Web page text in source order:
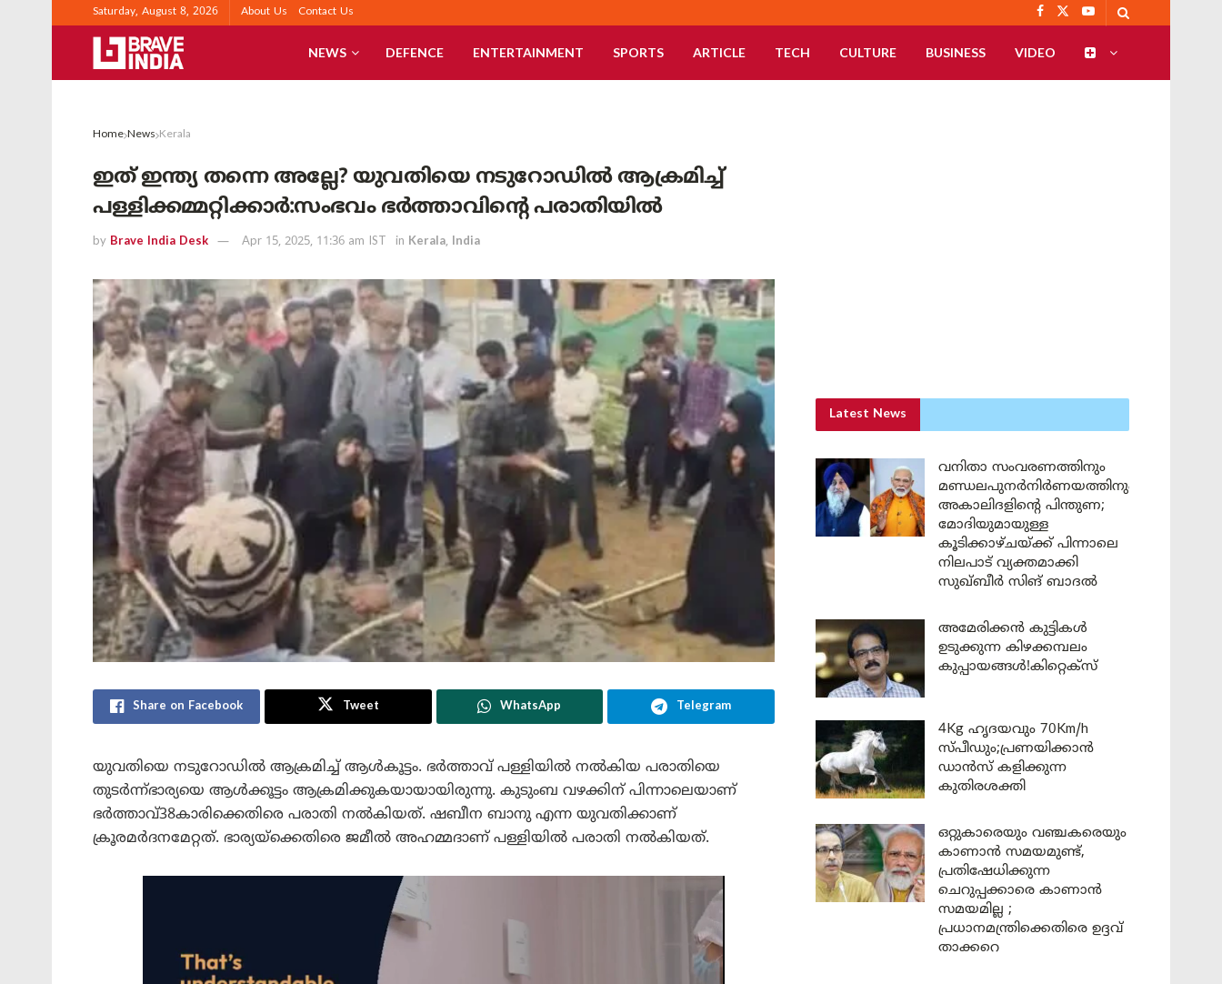
Saturday, August 8, 2026 About Us Contact Us
NEWS DEFENCE ENTERTAINMENT SPORTS ARTICLE TECH CULTURE BUSINESS VIDEO
Home News Kerala
ഇത്‌ ഇന്ത്യ തന്നെ അല്ലേ? യുവതിയെ നടുറോഡിൽ ആക്രമിച്ച്
പള്ളിക്കമ്മറ്റിക്കാർ:സംഭവം ഭർത്താവിന്റെ പരാതിയിൽ
by Brave India Desk Apr 15, 2025, 11:36 am IST in Kerala, India
Share on Facebook Tweet WhatsApp Telegram
യുവതിയെ നടുറോഡിൽ ആക്രമിച്ച് ആൾകൂട്ടം. ഭർത്താവ് പള്ളിയിൽ നൽകിയ പരാതിയെ
തുടർന്ന്ഭാര്യയെ ആൾക്കൂട്ടം ആക്രമിക്കുകയായായിരുന്നു. കുടുംബ വഴക്കിന് പിന്നാലെയാണ്
ഭർത്താവ്38കാരിക്കെതിരെ പരാതി നൽകിയത്. ഷബീന ബാനു എന്ന യുവതിക്കാണ്
ക്രൂരമർദനമേറ്റത്. ഭാര്യയ്‌ക്കെതിരെ ജമീൽ അഹമ്മദാണ് പള്ളിയിൽ പരാതി നൽകിയത്.
Latest News
വനിതാ സംവരണത്തിനും
മണ്ഡലപുനർനിർണയത്തിനും
അകാലിദളിന്റെ പിന്തുണ;
മോദിയുമായുള്ള
കൂടിക്കാഴ്ചയ്ക്ക് പിന്നാലെ
നിലപാട് വ്യക്തമാക്കി
സുഖ്ബീർ സിങ് ബാദൽ
അമേരിക്കൻ കുട്ടികൾ
ഉടുക്കുന്ന കിഴക്കമ്പലം
കുപ്പായങ്ങൾ!കിറ്റെക്സ്
4Kg ഹൃദയവും 70Km/h
സ്പീഡും;പ്രണയിക്കാൻ
ഡാൻസ് കളിക്കുന്ന
കുതിരശക്തി
ഒറ്റുകാരെയും വഞ്ചകരെയും
കാണാൻ സമയമുണ്ട്,
പ്രതിഷേധിക്കുന്ന
ചെറുപ്പക്കാരെ കാണാൻ
സമയമില്ല ;
പ്രധാനമന്ത്രിക്കെതിരെ ഉദ്ദവ്
താക്കറെ